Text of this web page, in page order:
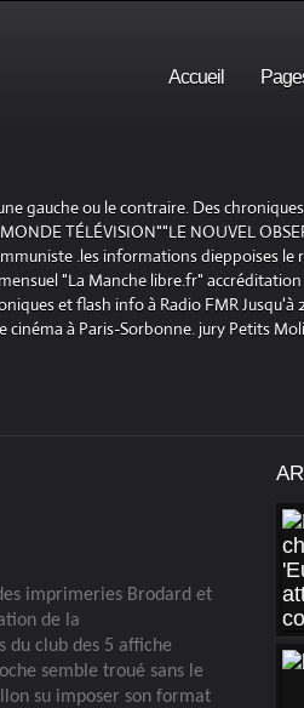
Accueil
gauche ou le contraire. Des
TÉLÉVISION""LE NOUVEL
.les informations dieppoises le
"La Manche libre.fr"
et flash info à Radio FMR Jusqu'à
à Paris-Sorbonne. jury Petits
imprimeries Brodard et
de la
du club des 5 affiche
semble troué sans le
su imposer son format